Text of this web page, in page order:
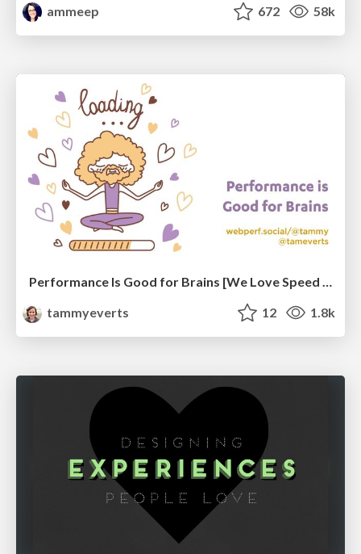
ammeep
672 58k
Performance Is Good for Brains [We Love Speed 2024]
tammyeverts
12 1.8k